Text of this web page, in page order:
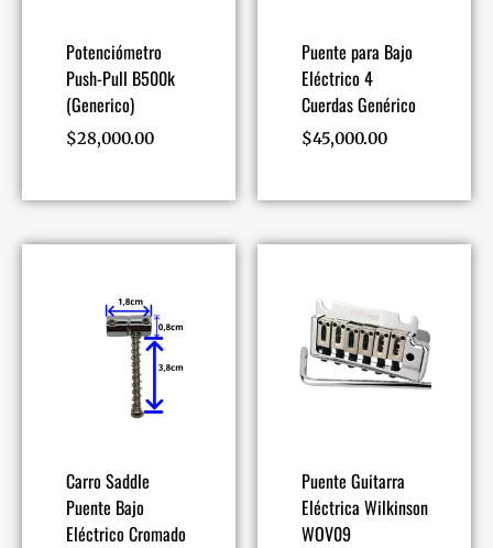
Potenciómetro
Push-Pull B500k
(Generico)
$28,000.00
Puente para Bajo
Eléctrico 4
Cuerdas Genérico
$45,000.00
Carro Saddle
Puente Bajo
Eléctrico Cromado
Puente Guitarra
Eléctrica Wilkinson
WOV09